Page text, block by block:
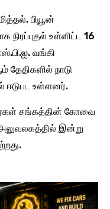
பியூன்
உள்ளிட்ட 16
வங்கி
தேதிகளில் நாடு
ஈடுபட உள்ளனர்.
சங்கத்தின் கோவை
இன்று